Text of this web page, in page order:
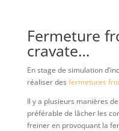
Fermeture
cravate…
En stage de simulation
réaliser des fermetures
Il y a plusieurs manières
préférable de lâcher les
freiner en provoquant la